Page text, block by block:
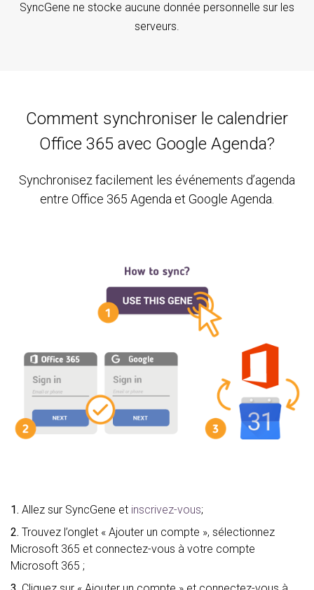
SyncGene ne stocke aucune donnée personnelle sur les
serveurs.
Comment synchroniser le calendrier
Office 365 avec Google Agenda?
Synchronisez facilement les événements d’agenda
entre Office 365 Agenda et Google Agenda.
1. Allez sur SyncGene et inscrivez-vous;
2. Trouvez l’onglet « Ajouter un compte », sélectionnez
Microsoft 365 et connectez-vous à votre compte
Microsoft 365 ;